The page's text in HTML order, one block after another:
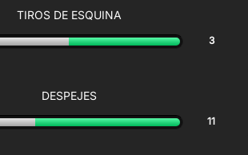
TIROS DE ESQUINA
3
DESPEJES
11